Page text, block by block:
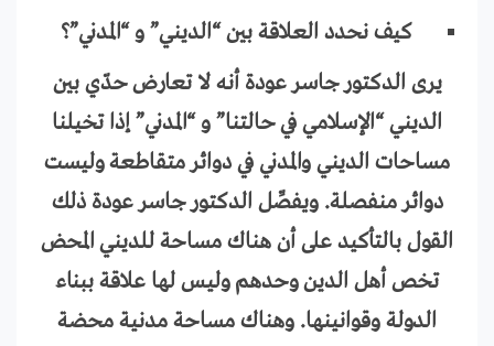
كيف نحدد العلاقة بين “الديني” و “المدني”؟
يرى الدكتور جاسر عودة أنه لا تعارض حدّي بين
الديني “الإسلامي في حالتنا” و “المدني” إذا تخيلنا
مساحات الديني والمدني في دوائر متقاطعة وليست
دوائر منفصلة. ويفصِّل الدكتور جاسر عودة ذلك
القول بالتأكيد على أن هناك مساحة للديني المحض
تخص أهل الدين وحدهم وليس لها علاقة ببناء
الدولة وقوانينها. وهناك مساحة مدنية محضة